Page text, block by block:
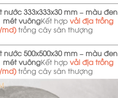
nước 333x333x30 mm – màu đen
mét vuôngKết hợp vải địa trồng
md) trồng cây sân thượng
nước 500x500x30 mm – màu đen
mét vuôngKết hợp vải địa trồng
md) trồng cây sân thượng